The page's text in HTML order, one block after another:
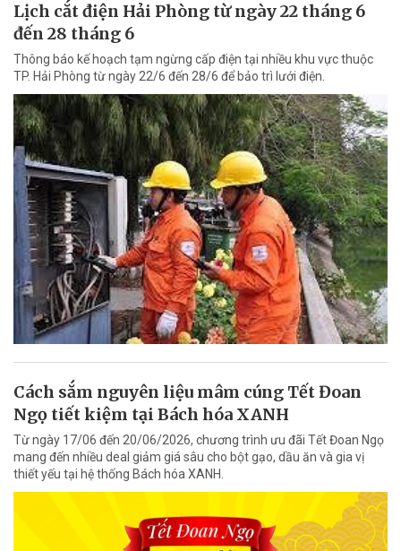
Lịch cắt điện Hải Phòng từ ngày 22 tháng 6
đến 28 tháng 6
Thông báo kế hoạch tạm ngừng cấp điện tại nhiều khu vực thuộc
TP. Hải Phòng từ ngày 22/6 đến 28/6 để bảo trì lưới điện.
Cách sắm nguyên liệu mâm cúng Tết Đoan
Ngọ tiết kiệm tại Bách hóa XANH
Từ ngày 17/06 đến 20/06/2026, chương trình ưu đãi Tết Đoan Ngọ
mang đến nhiều deal giảm giá sâu cho bột gạo, dầu ăn và gia vị
thiết yếu tại hệ thống Bách hóa XANH.